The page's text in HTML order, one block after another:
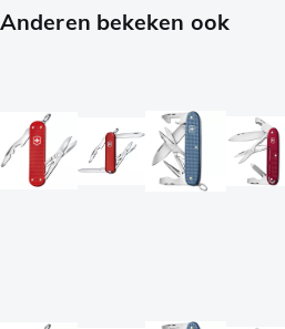
Anderen bekeken ook